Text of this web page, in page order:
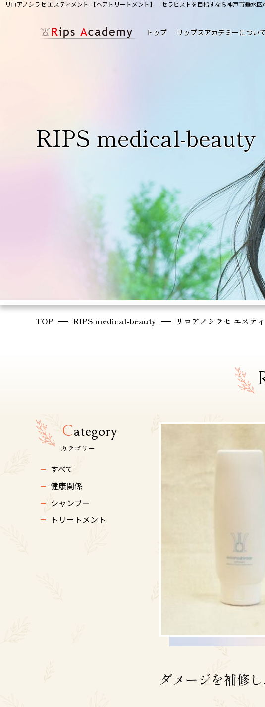
リロアノシラセ エスティメント 【ヘアトリートメント】｜セラピストを目指すなら神戸市垂水
トップ リップスアカデミーについて
RIPS medical-beauty
TOP RIPS medical-beauty リロアノシラセ エステ
ダメージを補修
Category
カテゴリー
すべて
健康関係
シャンプー
トリートメント